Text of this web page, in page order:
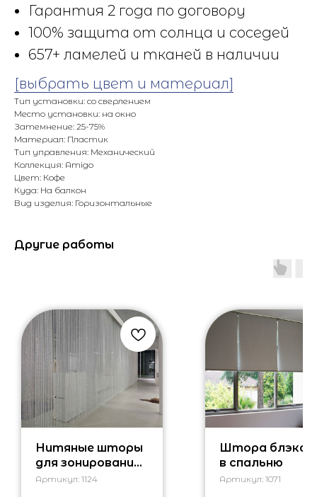
Гарантия 2 года по договору
100% защита от солнца и соседей
657+ ламелей и тканей в наличии
[выбрать цвет и материал]
Тип установки: со сверлением
Место установки: на окно
Затемнение: 25-75%
Материал: Пластик
Тип управления: Механический
Коллекция: Amigo
Цвет: Кофе
Куда: На балкон
Вид изделия: Горизонтальные
Другие работы
Нитяные шторы
для зонирования
пространства
Артикул: 1124
Штора
в спальню
Артикул: 1071